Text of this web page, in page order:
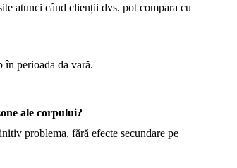
atunci când clienții dvs. pot compara cu
în perioada da vară.
ale corpului?
problema, fără efecte secundare pe